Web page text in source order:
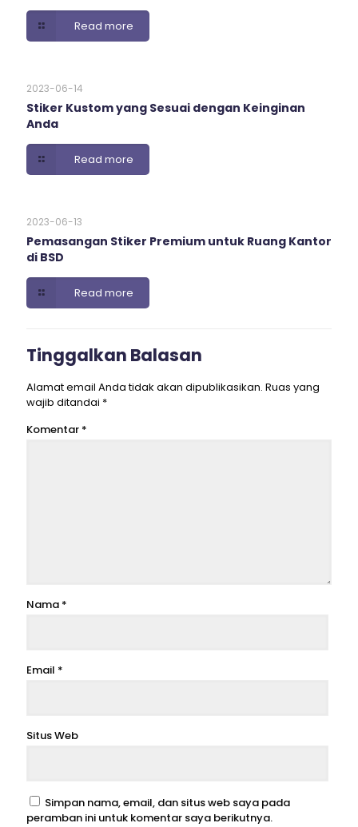
Read more
2023-06-14
Stiker Kustom yang Sesuai dengan Keinginan
Anda
Read more
2023-06-13
Pemasangan Stiker Premium untuk Ruang Kantor
di BSD
Read more
Tinggalkan Balasan
Alamat email Anda tidak akan dipublikasikan. Ruas yang
wajib ditandai *
Komentar *
Nama *
Email *
Situs Web
Simpan nama, email, dan situs web saya pada
peramban ini untuk komentar saya berikutnya.